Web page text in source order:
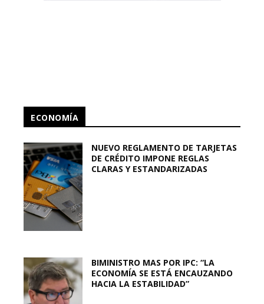
ECONOMÍA
NUEVO REGLAMENTO DE TARJETAS
DE CRÉDITO IMPONE REGLAS
CLARAS Y ESTANDARIZADAS
BIMINISTRO MAS POR IPC: “LA
ECONOMÍA SE ESTÁ ENCAUZANDO
HACIA LA ESTABILIDAD”